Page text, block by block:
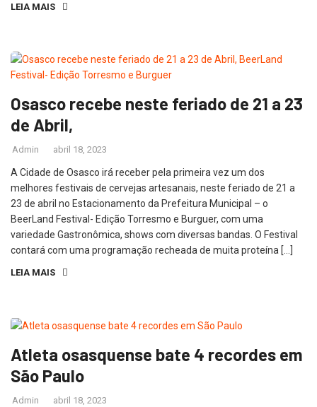
LEIA MAIS
Osasco recebe neste feriado de 21 a 23
de Abril,
Admin abril 18, 2023
A Cidade de Osasco irá receber pela primeira vez um dos
melhores festivais de cervejas artesanais, neste feriado de 21 a
23 de abril no Estacionamento da Prefeitura Municipal – o
BeerLand Festival- Edição Torresmo e Burguer, com uma
variedade Gastronômica, shows com diversas bandas. O Festival
contará com uma programação recheada de muita proteína […]
LEIA MAIS
Atleta osasquense bate 4 recordes em
São Paulo
Admin abril 18, 2023